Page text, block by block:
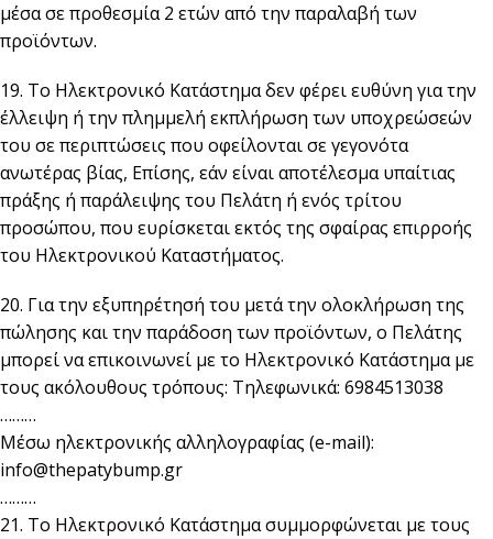
μέσα σε προθεσμία 2 ετών από την παραλαβή των
προϊόντων.
19. Το Ηλεκτρονικό Κατάστημα δεν φέρει ευθύνη για την
έλλειψη ή την πλημμελή εκπλήρωση των υποχρεώσεών
του σε περιπτώσεις που οφείλονται σε γεγονότα
ανωτέρας βίας, Επίσης, εάν είναι αποτέλεσμα υπαίτιας
πράξης ή παράλειψης του Πελάτη ή ενός τρίτου
προσώπου, που ευρίσκεται εκτός της σφαίρας επιρροής
του Ηλεκτρονικού Καταστήματος.
20. Για την εξυπηρέτησή του μετά την ολοκλήρωση της
πώλησης και την παράδοση των προϊόντων, ο Πελάτης
μπορεί να επικοινωνεί με το Ηλεκτρονικό Κατάστημα με
τους ακόλουθους τρόπους: Τηλεφωνικά: 6984513038
………
Μέσω ηλεκτρονικής αλληλογραφίας (e-mail):
info@thepatybump.gr
………
21. Το Ηλεκτρονικό Κατάστημα συμμορφώνεται με τους